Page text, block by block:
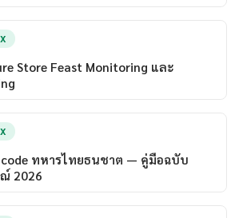
Store Feast Monitoring และ
ทหารไทยธนชาต — คู่มือฉบับ
2026